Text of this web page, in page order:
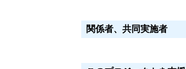
関係者、共同実施者